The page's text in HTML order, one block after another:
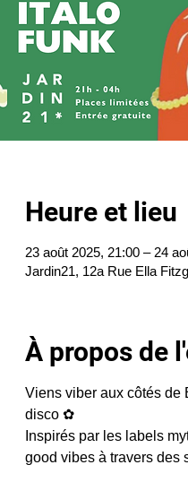
Heure et lieu
23 août 2025, 21:00 – 24
Jardin21, 12a Rue Ella
À propos de
Viens viber aux côtés de
disco ✿
Inspirés par les labels
good vibes à travers des